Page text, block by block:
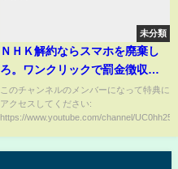
未分類
ＮＨＫ解約ならスマホを廃棄し
ろ。ワンクリックで罰金徴収の
ふざけた「スマホ受信料」。集
団訴訟でＮＨＫをぶっ壊す。
「放送法」という異常な法律
このチャンネルのメンバーになって特典に
アクセスしてください:
https://www.youtube.com/channel/